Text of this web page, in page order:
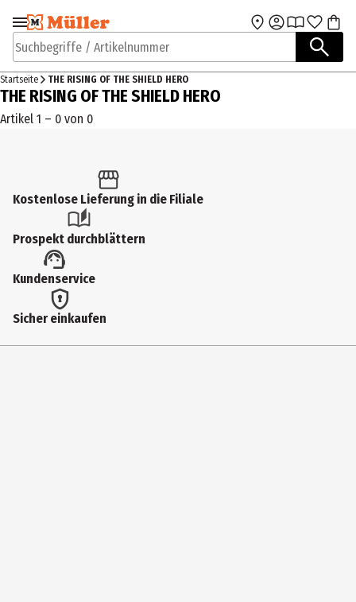
Zur Navigation
springen
Zum Hauptinhalt
Suchbegriffe / Artikelnummer
Startseite THE RISING OF THE SHIELD HERO
THE RISING OF THE SHIELD HERO
Artikel 1 – 0 von 0
Kostenlose Lieferung in die Filiale
Prospekt durchblättern
Kundenservice
Sicher einkaufen